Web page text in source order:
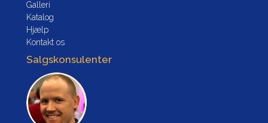
Galleri
Katalog
Hjælp
Kontakt os
Salgskonsulenter